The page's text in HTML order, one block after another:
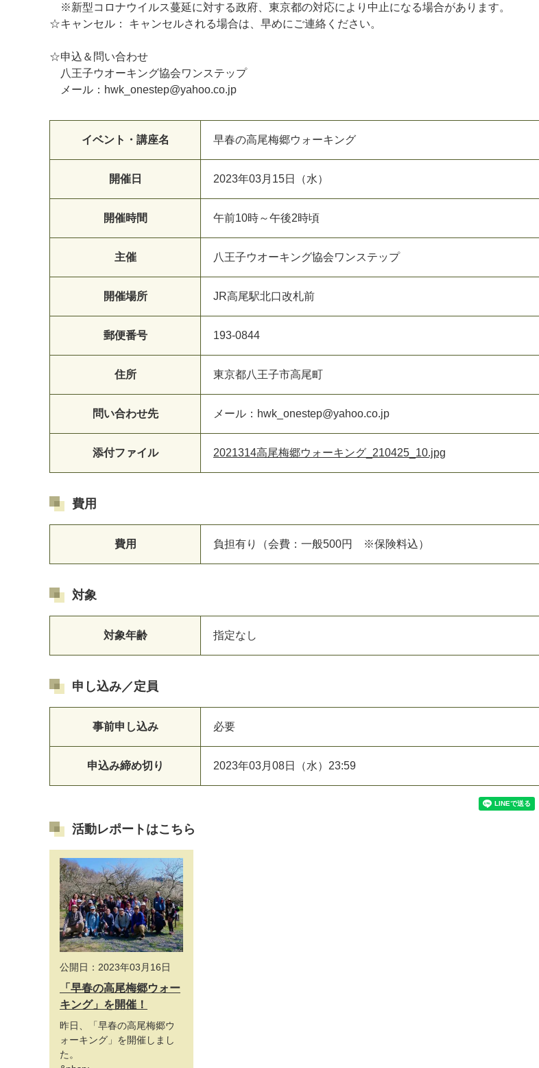
※新型コロナウイルス蔓延に対する政府、東京都の対応により中止になる場合があります。
☆キャンセル： キャンセルされる場合は、早めにご連絡ください。
☆申込＆問い合わせ
八王子ウオーキング協会ワンステップ
メール：hwk_onestep@yahoo.co.jp
イベント・講座名 早春の高尾梅郷ウォーキング
開催日 2023年03月15日（水）
開催時間 午前10時～午後2時頃
主催 八王子ウオーキング協会ワンステップ
開催場所 JR高尾駅北口改札前
郵便番号 193-0844
住所 東京都八王子市高尾町
問い合わせ先 メール：hwk_onestep@yahoo.co.jp
添付ファイル 2021314高尾梅郷ウォーキング_210425_10.jpg
費用
費用 負担有り（会費：一般500円 ※保険料込）
対象
対象年齢 指定なし
申し込み／定員
事前申し込み 必要
申込み締め切り 2023年03月08日（水）23:59
活動レポートはこちら
公開日：2023年03月16日
「早春の高尾梅郷ウォー
キング」を開催！
昨日、「早春の高尾梅郷ウ
ォーキング」を開催しまし
た。